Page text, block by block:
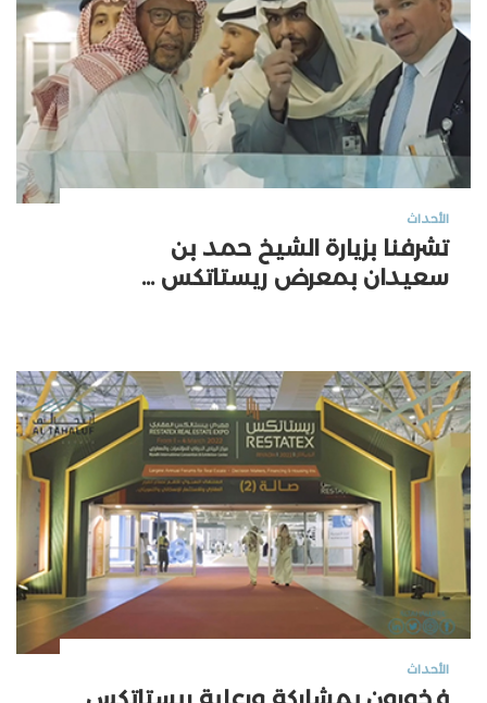
الأحداث
تشرفنا بزيارة الشيخ حمد بن
سعيدان بمعرض ريستاتكس ...
الأحداث